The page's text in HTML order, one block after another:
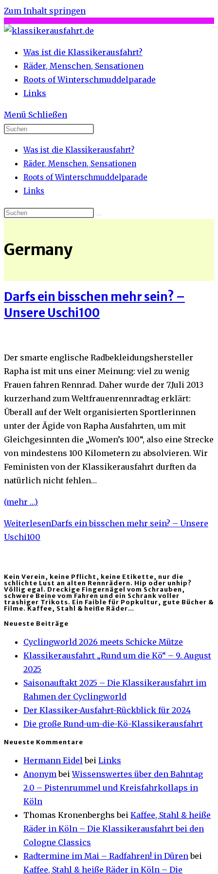
Zum Inhalt springen
Was ist die Klassikerausfahrt?
Räder, Menschen, Sensationen
Roots of Winterschmuddelparade
Links
Menü Schließen
Was ist die Klassikerausfahrt?
Räder, Menschen, Sensationen
Roots of Winterschmuddelparade
Links
Germany
Darfs ein bisschen mehr sein? –
Unsere Uschi100
Der smarte englische Radbekleidungshersteller
Rapha ist mit uns einer Meinung: viel zu wenig
Frauen fahren Rennrad. Daher wurde der 7.Juli 2013
kurzerhand zum Weltfrauenrennradtag erklärt:
Überall auf der Welt organisierten Sportlerinnen
unter der Ägide von Rapha Ausfahrten, um mit
Gleichgesinnten die „Women’s 100“, also eine Strecke
von mindestens 100 Kilometern zu absolvieren. Wir
Feministen von der Klassikerausfahrt durften da
natürlich nicht fehlen…
(mehr …)
WeiterlesenDarfs ein bisschen mehr sein? – Unsere
Uschi100
Kein Verein, keine Pflicht, keine Etikette, nur die
schlichte Lust an alten Rennrädern. Hip oder unhip?
Völlig egal. Dreckige Fingernägel vom Schrauben,
schwere Beine vom Fahren und ein Schrank voller
trashiger Trikots. Ein Faible für Popkultur, gute Bücher &
Filme. Kaffee, Stahl & heiße Räder…
Neueste Beiträge
Cyclingworld 2026 meets Schicke Mütze
Klassikerausfahrt „Rund um die Kö“ – 9. August
2025
Saisonauftakt 2025 – Die Klassikerausfahrt im
Rahmen der Cyclingworld
Der Klassiker-Ausfahrt-Rückblick für 2024
Die große Rund-um-die-Kö-Klassikerausfahrt
Neueste Kommentare
Hermann Eidelbei Links
AnonymbeiWissenswertes über den Bahntag
2.0 – Pistenrummel und Kreisfahrkollaps in
Köln
Thomas Kronenberghs bei Kaffee, Stahl & heiße
Räder in Köln – Die Klassikerausfahrt bei den
Cologne Classics
Radtermine im Mai – Radfahren! in Dürenbei
Kaffee, Stahl & heiße Räder in Köln – Die